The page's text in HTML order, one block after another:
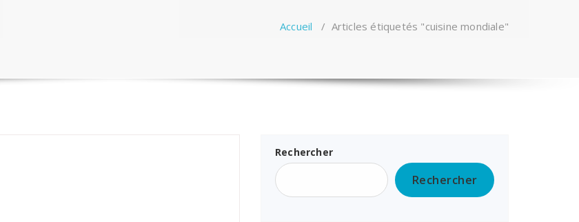
Accueil / Articles étiquetés "cuisine mondiale"
Rechercher
Rechercher